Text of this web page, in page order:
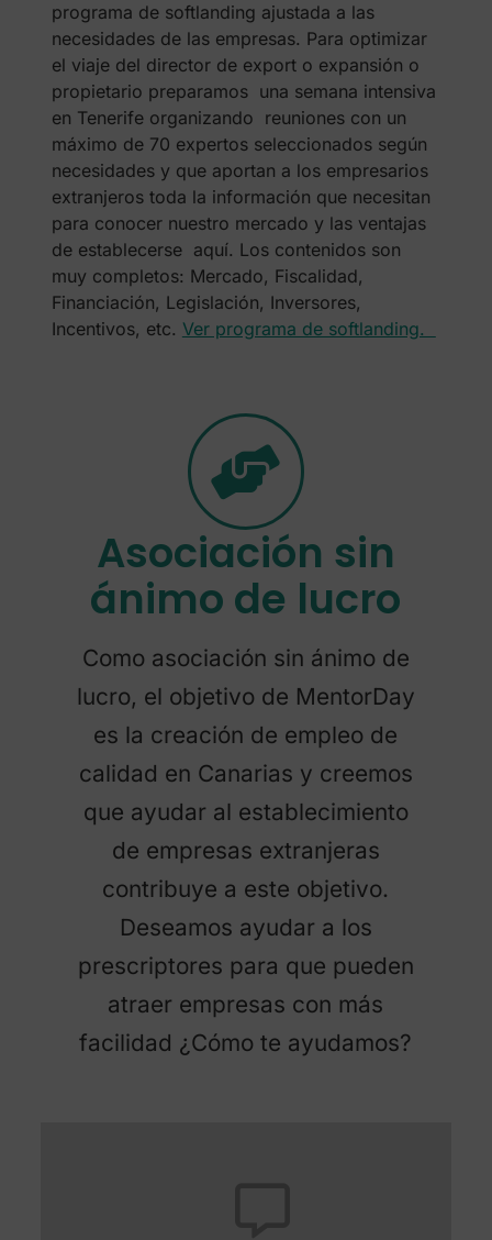
programa de softlanding ajustada a las
necesidades de las empresas. Para optimizar
el viaje del director de export o expansión o
propietario preparamos una semana intensiva
en Tenerife organizando reuniones con un
máximo de 70 expertos seleccionados según
necesidades y que aportan a los empresarios
extranjeros toda la información que necesitan
para conocer nuestro mercado y las ventajas
de establecerse aquí. Los contenidos son
muy completos: Mercado, Fiscalidad,
Financiación, Legislación, Inversores,
Incentivos, etc. Ver programa de softlanding.
Asociación sin
ánimo de lucro
Como asociación sin ánimo de
lucro, el objetivo de MentorDay
es la creación de empleo de
calidad en Canarias y creemos
que ayudar al establecimiento
de empresas extranjeras
contribuye a este objetivo.
Deseamos ayudar a los
prescriptores para que pueden
atraer empresas con más
facilidad ¿Cómo te ayudamos?